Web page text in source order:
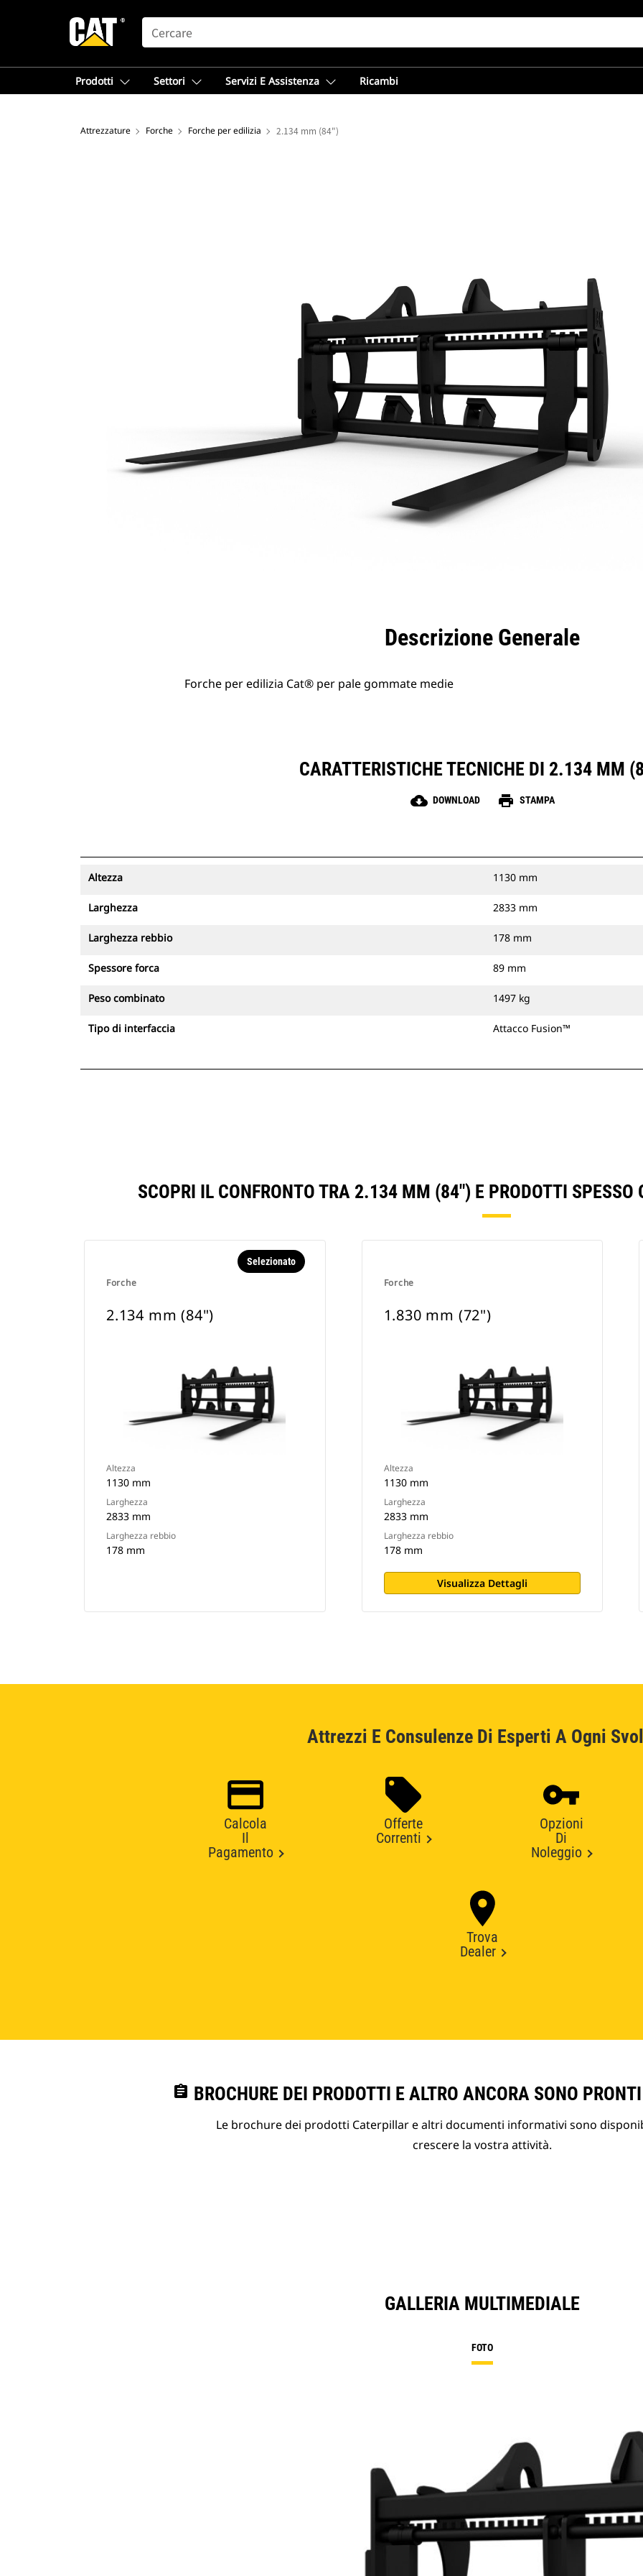
SEARCH
Prodotti Settori Servizi E Assistenza Ricambi
Attrezzature Forche Forche per edilizia 2.134 mm (84")
Descrizione Generale
Forche per edilizia Cat® per pale gommate medie
CARATTERISTICHE TECNICHE DI 2.134 MM
cloud_download DOWNLOAD print STAMPA
Altezza 1130 mm
Larghezza 2833 mm
Larghezza rebbio 178 mm
Spessore forca 89 mm
Peso combinato 1497 kg
Tipo di interfaccia Attacco Fusion™
SCOPRI IL CONFRONTO TRA 2.134 MM (84") E PRODOTTI SPESSO
Forche
Selezionato
2.134 mm (84")
Altezza
1130 mm
Larghezza
2833 mm
Larghezza rebbio
178 mm
Forche
1.830 mm (72")
Altezza
1130 mm
Larghezza
2833 mm
Larghezza rebbio
178 mm
Visualizza Dettagli
Attrezzi E Consulenze Di Esperti A Ogni
Calcola
Il
Pagamento
Offerte
Correnti
Opzioni
Di
Noleggio
Trova
Dealer
assignment BROCHURE DEI PRODOTTI E ALTRO ANCORA SONO
Le brochure dei prodotti Caterpillar e altri documenti informativi sono
crescere la vostra attività.
GALLERIA MULTIMEDIALE
FOTO